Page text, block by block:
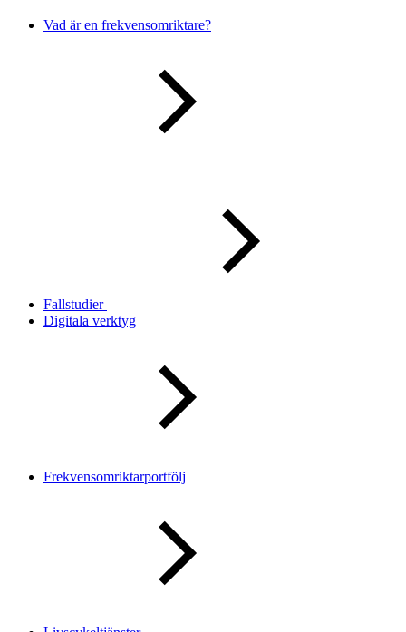
Vad är en frekvensomriktare?
Fallstudier
Digitala verktyg
Frekvensomriktarportfölj